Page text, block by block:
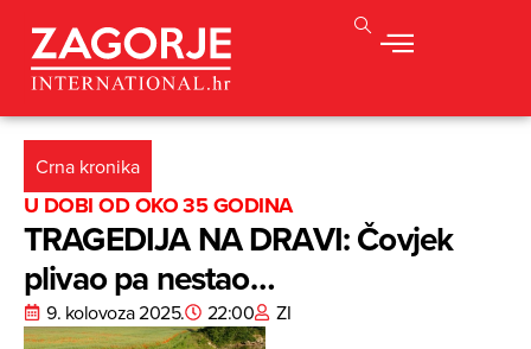
Crna kronika
U DOBI OD OKO 35 GODINA
TRAGEDIJA NA DRAVI: Čovjek
plivao pa nestao…
9. kolovoza 2025. 22:00 ZI